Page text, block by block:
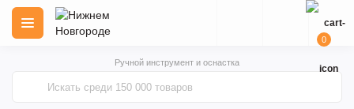
Ручной инструмент и оснастка
0